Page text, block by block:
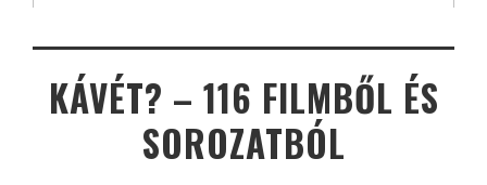
KÁVÉT? – 116 FILMBŐL ÉS
SOROZATBÓL